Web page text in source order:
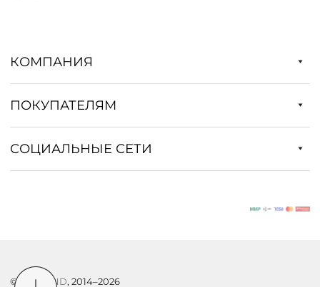
КОМПАНИЯ
ПОКУПАТЕЛЯМ
СОЦИАЛЬНЫЕ СЕТИ
© DSTREND, 2014–2026